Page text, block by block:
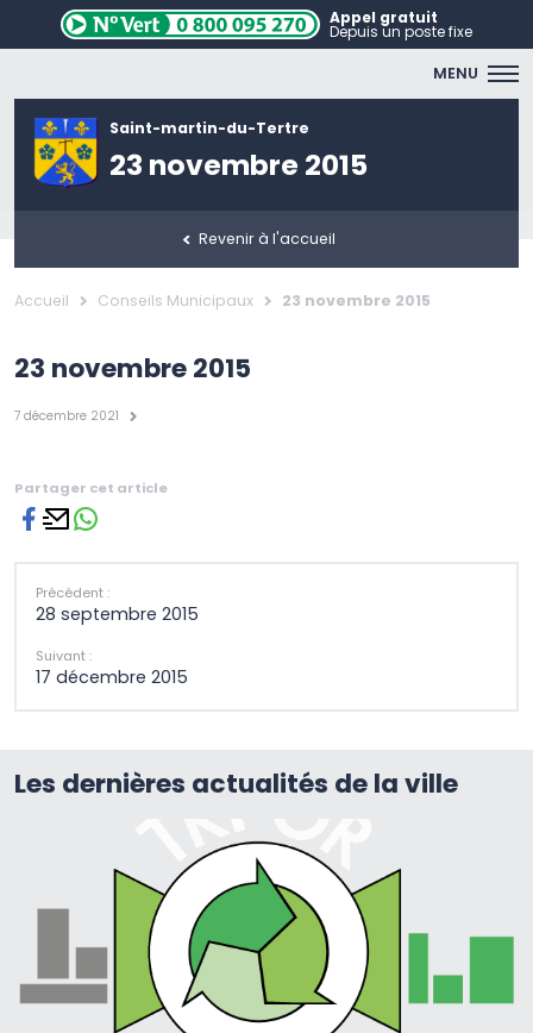
Appel gratuit
Depuis un poste fixe
MENU
Saint-martin-du-Tertre
23 novembre 2015
Revenir à l'accueil
Accueil Conseils Municipaux 23 novembre 2015
23 novembre 2015
7 décembre 2021
Partager cet article
Précédent :
28 septembre 2015
Suivant :
17 décembre 2015
Les dernières actualités de la ville